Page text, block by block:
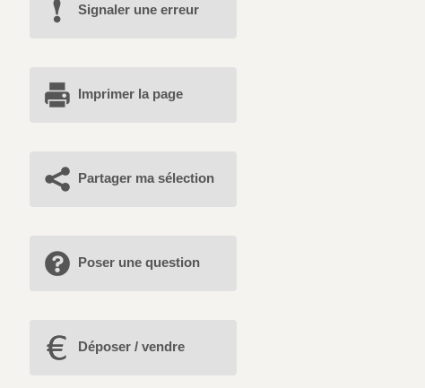
Signaler une erreur
Imprimer la page
Partager ma sélection
Poser une question
Déposer / vendre